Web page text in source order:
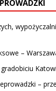
–
–